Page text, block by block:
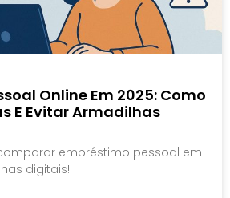
Online Em 2025: Como
E Evitar Armadilhas
empréstimo pessoal em
digitais!